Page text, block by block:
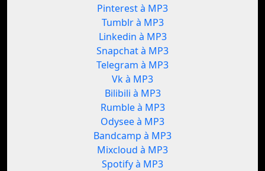
Pinterest à MP3
Tumblr à MP3
Linkedin à MP3
Snapchat à MP3
Telegram à MP3
Vk à MP3
Bilibili à MP3
Rumble à MP3
Odysee à MP3
Bandcamp à MP3
Mixcloud à MP3
Spotify à MP3